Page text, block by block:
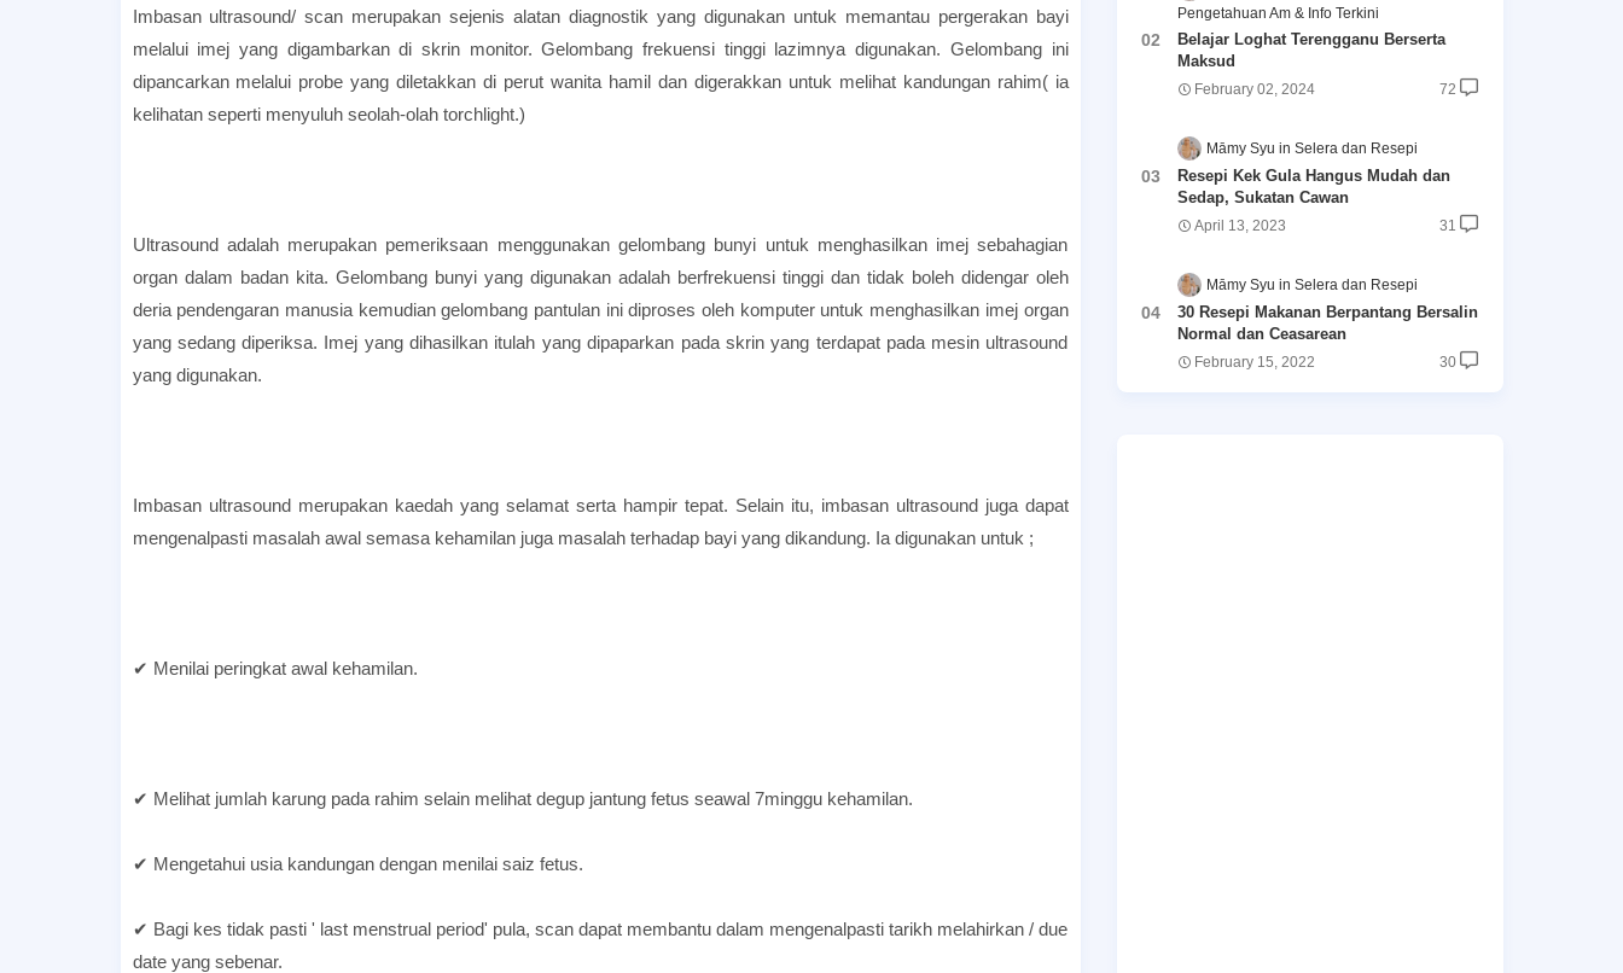
Imbasan ultrasound/ scan merupakan sejenis alatan diagnostik yang digunakan untuk memantau pergerakan bayi
melalui imej yang digambarkan di skrin monitor. Gelombang frekuensi tinggi lazimnya digunakan. Gelombang ini
dipancarkan melalui probe yang diletakkan di perut wanita hamil dan digerakkan untuk melihat kandungan rahim( ia
kelihatan seperti menyuluh seolah-olah torchlight.)
Ultrasound adalah merupakan pemeriksaan menggunakan gelombang bunyi untuk menghasilkan imej sebahagian
organ dalam badan kita. Gelombang bunyi yang digunakan adalah berfrekuensi tinggi dan tidak boleh didengar oleh
deria pendengaran manusia kemudian gelombang pantulan ini diproses oleh komputer untuk menghasilkan imej organ
yang sedang diperiksa. Imej yang dihasilkan itulah yang dipaparkan pada skrin yang terdapat pada mesin ultrasound
yang digunakan.
Imbasan ultrasound merupakan kaedah yang selamat serta hampir tepat. Selain itu, imbasan ultrasound juga dapat
mengenalpasti masalah awal semasa kehamilan juga masalah terhadap bayi yang dikandung. Ia digunakan untuk ;
✔ Menilai peringkat awal kehamilan.
✔ Melihat jumlah karung pada rahim selain melihat degup jantung fetus seawal 7minggu kehamilan.
✔ Mengetahui usia kandungan dengan menilai saiz fetus.
✔ Bagi kes tidak pasti ' last menstrual period' pula, scan dapat membantu dalam mengenalpasti tarikh melahirkan / due
date yang sebenar.
Pengetahuan Am & Info Terkini
Belajar Loghat Terengganu Berserta
Maksud
February 02, 2024 72
Māmy Syu Selera dan Resepi
Resepi Kek Gula Hangus Mudah dan
Sedap, Sukatan Cawan
April 13, 2023 31
Māmy Syu Selera dan Resepi
30 Resepi Makanan Berpantang Bersalin
Normal dan Ceasarean
February 15, 2022 30